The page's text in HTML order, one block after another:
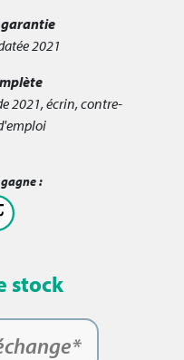
2021
2021, écrin, contre-
:
stock